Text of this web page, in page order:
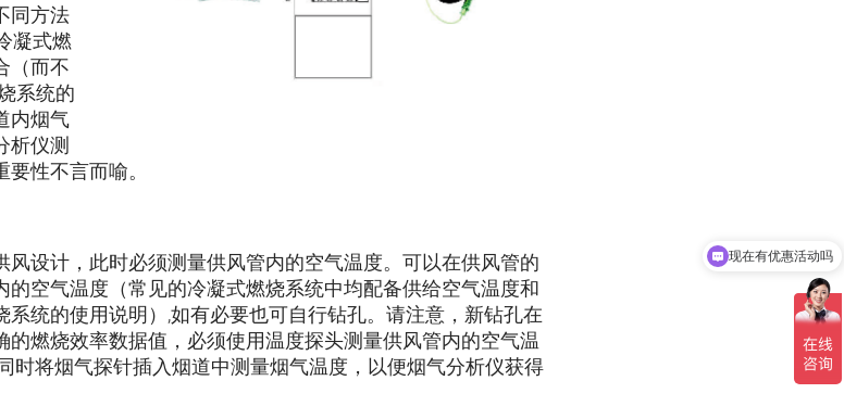
同方法
凝式燃
（而不
系统的
内烟气
析仪测
性不言而喻。
设计，此时必须测量供风管内的空气温度。可以在供风管的
空气温度（常见的冷凝式燃烧系统中均配备供给空气温度和
统的使用说明）,如有必要也可自行钻孔。请注意，新钻孔在
燃烧效率数据值，必须使用温度探头测量供风管内的空气温
时将烟气探针插入烟道中测量烟气温度，以便烟气分析仪获得
现在有优惠活动吗